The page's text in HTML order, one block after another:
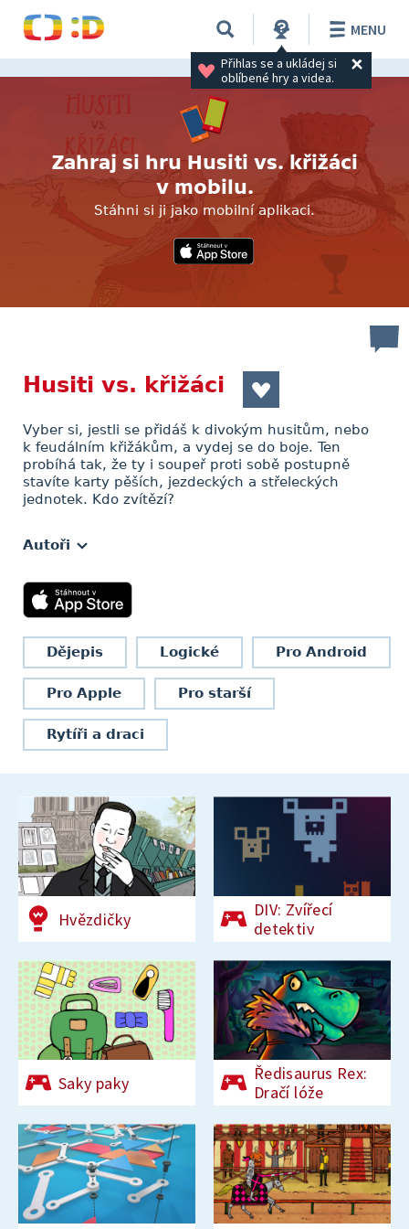
Přihlas se a ukládej si
oblíbené hry a videa.
MENU
Zahraj si hru Husiti vs. křižáci
v mobilu.
Stáhni si ji jako mobilní aplikaci.
Husiti vs. křižáci
Vyber si, jestli se přidáš k divokým husitům, nebo
k feudálním křižákům, a vydej se do boje. Ten
probíhá tak, že ty i soupeř proti sobě postupně
stavíte karty pěších, jezdeckých a střeleckých
jednotek. Kdo zvítězí?
Autoři
Dějepis Logické Pro Android
Pro Apple Pro starší
Rytíři a draci
Hvězdičky
DIV: Zvířecí
detektiv
Saky paky
Ředisaurus Rex:
Dračí lóže